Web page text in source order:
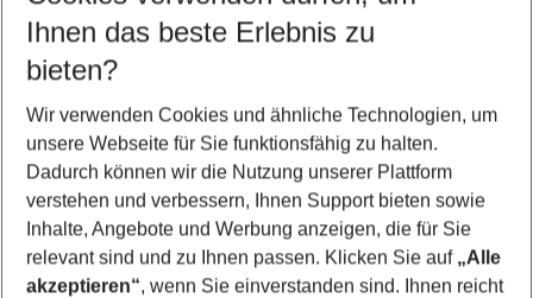
Reisezeitraum wählen
09.08.26– 07.08.27 5-8 Nächte
2 Erwachsene Keine Kinder
Mehr Filter anzeigen
Ihnen das beste Erlebnis zu
bieten?
Wir verwenden Cookies und ähnliche Technologien, um
unsere Webseite für Sie funktionsfähig zu halten.
Dadurch können wir die Nutzung unserer Plattform
verstehen und verbessern, Ihnen Support bieten sowie
Inhalte, Angebote und Werbung anzeigen, die für Sie
relevant sind und zu Ihnen passen. Klicken Sie auf „Alle
akzeptieren“, wenn Sie einverstanden sind. Ihnen reicht